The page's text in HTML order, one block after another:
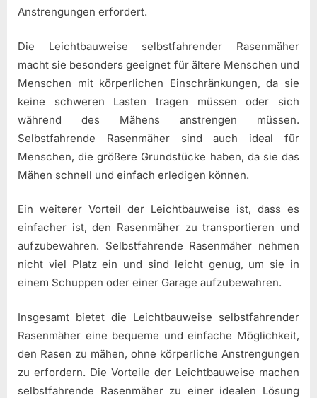
Anstrengungen erfordert.
Die Leichtbauweise selbstfahrender Rasenmäher
macht sie besonders geeignet für ältere Menschen und
Menschen mit körperlichen Einschränkungen, da sie
keine schweren Lasten tragen müssen oder sich
während des Mähens anstrengen müssen.
Selbstfahrende Rasenmäher sind auch ideal für
Menschen, die größere Grundstücke haben, da sie das
Mähen schnell und einfach erledigen können.
Ein weiterer Vorteil der Leichtbauweise ist, dass es
einfacher ist, den Rasenmäher zu transportieren und
aufzubewahren. Selbstfahrende Rasenmäher nehmen
nicht viel Platz ein und sind leicht genug, um sie in
einem Schuppen oder einer Garage aufzubewahren.
Insgesamt bietet die Leichtbauweise selbstfahrender
Rasenmäher eine bequeme und einfache Möglichkeit,
den Rasen zu mähen, ohne körperliche Anstrengungen
zu erfordern. Die Vorteile der Leichtbauweise machen
selbstfahrende Rasenmäher zu einer idealen Lösung